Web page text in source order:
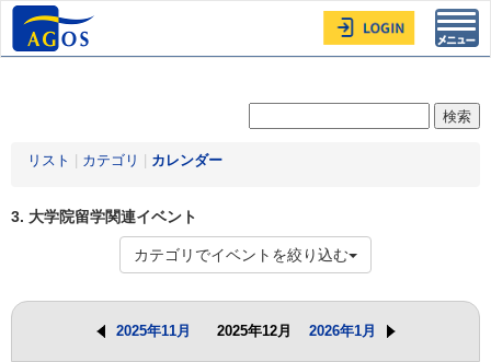
リスト カテゴリ カレンダー
3. 大学院留学関連イベント
カテゴリでイベントを絞り込む
2025年11月 2025年12月 2026年1月